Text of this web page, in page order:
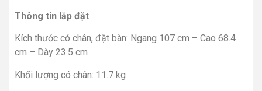
Thông tin lắp đặt
Kích thước có chân, đặt bàn: Ngang 107 cm – Cao 68.4
cm – Dày 23.5 cm
Khối lượng có chân: 11.7 kg